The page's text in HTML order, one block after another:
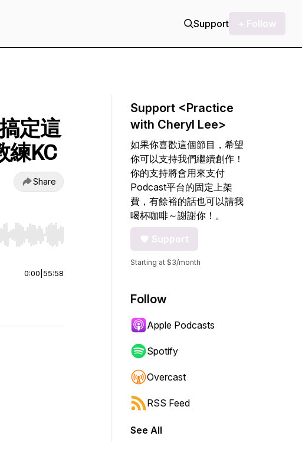
Support + Follow
定這
練KC
Share
start or end. Hold shift to jump forward or backward.
0:00 55:58
Support <Practice
with Cheryl Lee>
如果你喜歡這個節目，希望
你可以支持我們繼續創作！
你的支持將會用來支付
Podcast平台的固定上架
費，有餘裕的話也可以請我
喝杯咖啡～謝謝你！。
Support
Starting at $3/month
Follow
Apple Podcasts
Spotify
Overcast
RSS Feed
See All